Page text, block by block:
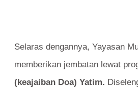
Selaras dengannya, Yayasan
memberikan jembatan lewat
(keajaiban Doa) Yatim.